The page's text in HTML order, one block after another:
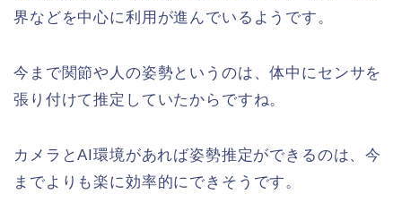
界などを中心に利用が進んでいるようです。
今まで関節や人の姿勢というのは、体中にセンサを
張り付けて推定していたからですね。
カメラとAI環境があれば姿勢推定ができるのは、今
までよりも楽に効率的にできそうです。